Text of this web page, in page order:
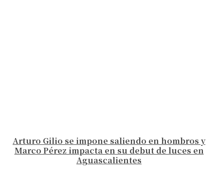
Arturo Gilio se impone saliendo en hombros y
Marco Pérez impacta en su debut de luces en
Aguascalientes